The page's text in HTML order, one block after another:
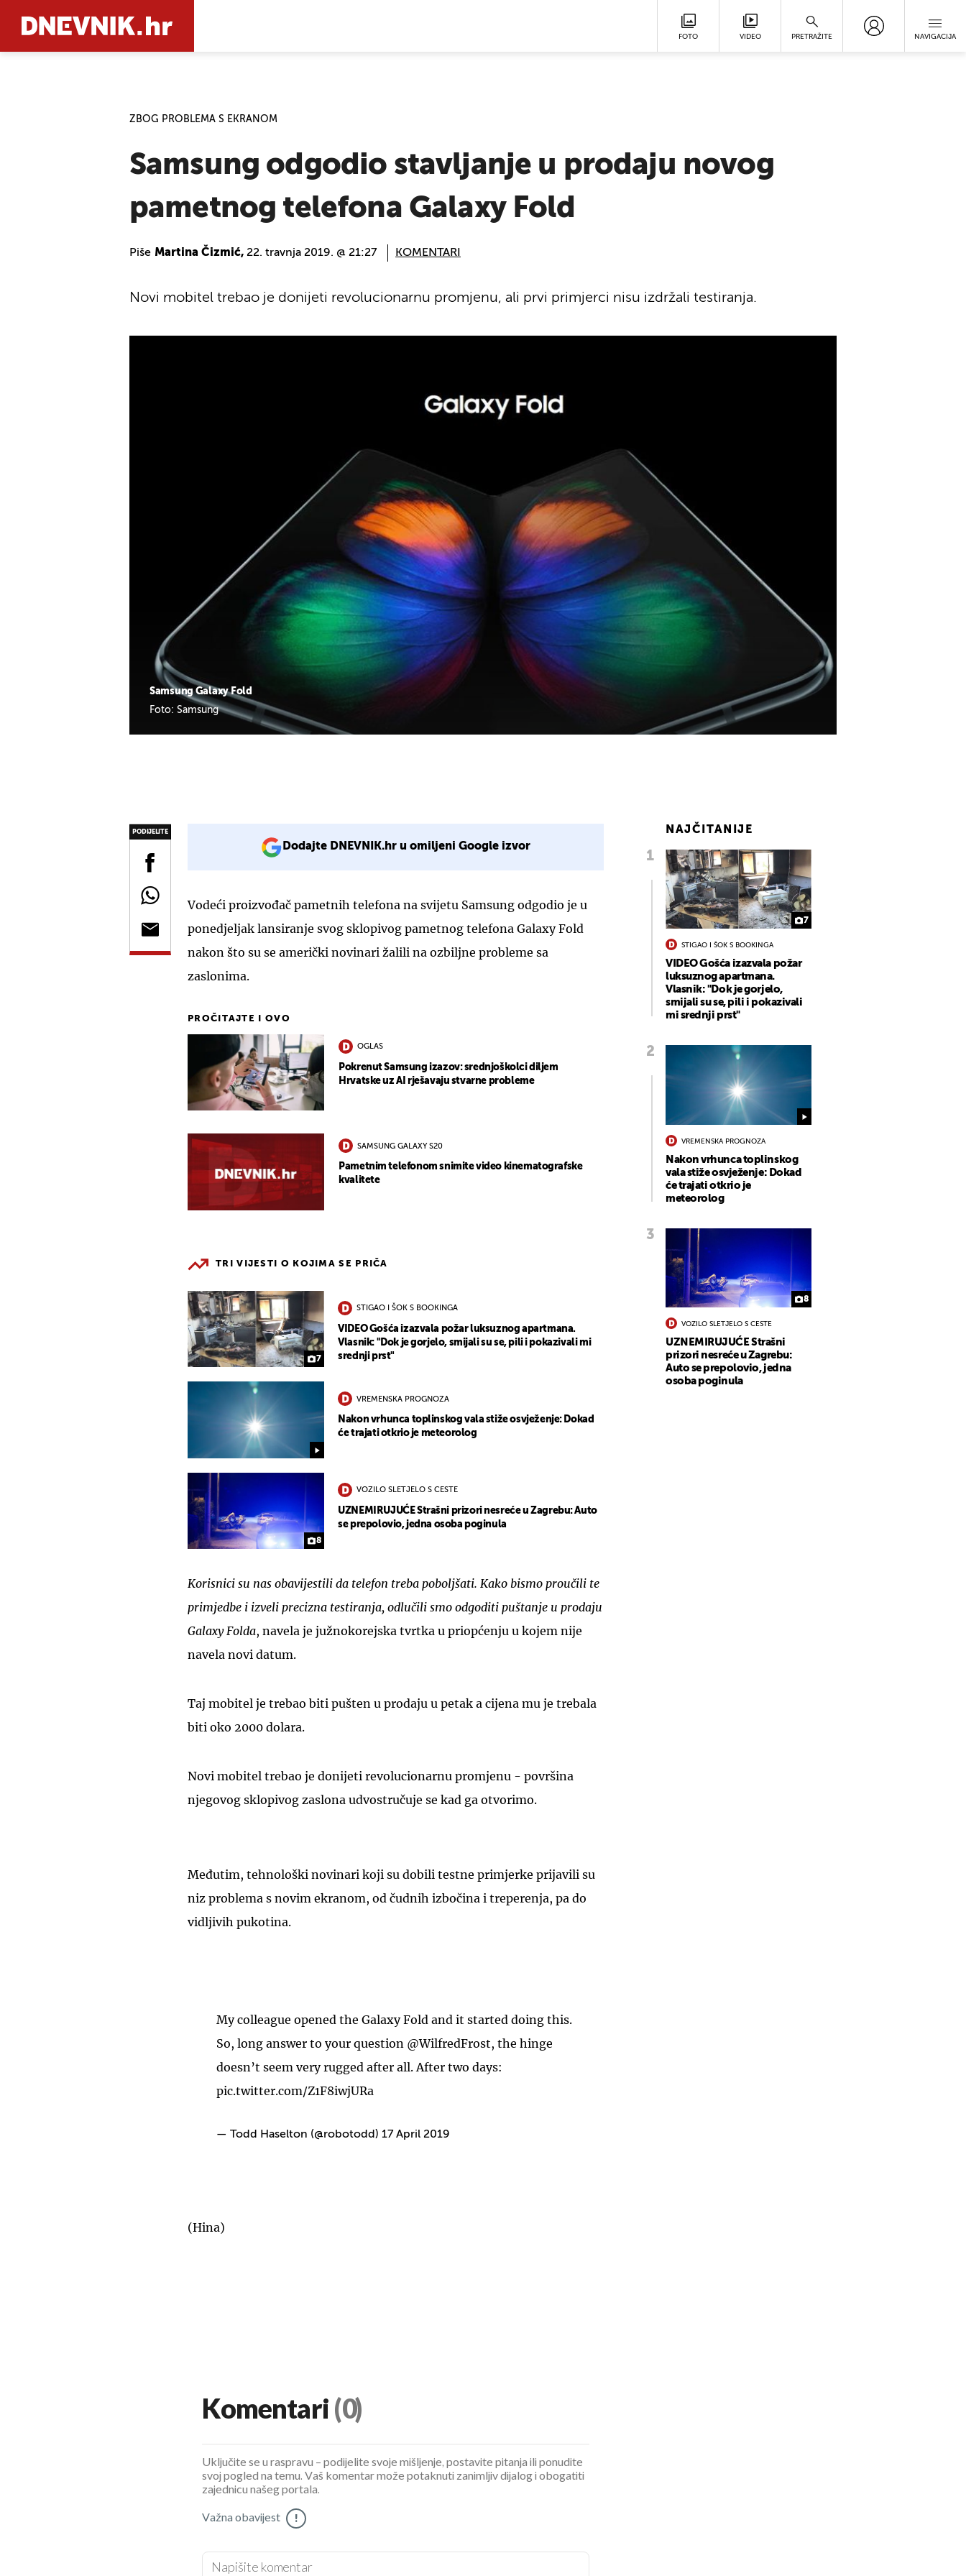
FOTO VIDEO PRETRAŽITE NAVIGACIJA
ZBOG PROBLEMA S EKRANOM
Samsung odgodio stavljanje u prodaju novog
pametnog telefona Galaxy Fold
Piše Martina Čizmić, 22. travnja 2019. @ 21:27 KOMENTARI
Samsung Galaxy Fold
Foto: Samsung
Novi mobitel trebao je donijeti revolucionarnu promjenu, ali prvi primjerci nisu izdržali testiranja.
PODIJELITE
Dodajte DNEVNIK.hr u omiljeni Google izvor
Vodeći proizvođač pametnih telefona na svijetu Samsung odgodio je u
ponedjeljak lansiranje svog sklopivog pametnog telefona Galaxy Fold
nakon što su se američki novinari žalili na ozbiljne probleme sa
zaslonima.
PROČITAJTE I OVO
OGLAS
Pokrenut Samsung izazov: srednjoškolci diljem
Hrvatske uz AI rješavaju stvarne probleme
SAMSUNG GALAXY S20
Pametnim telefonom snimite video kinematografske
kvalitete
TRI VIJESTI O KOJIMA SE PRIČA
7
STIGAO I ŠOK S BOOKINGA
VIDEO Gošća izazvala požar luksuznog apartmana.
Vlasnik: "Dok je gorjelo, smijali su se, pili i pokazivali mi
srednji prst"
VREMENSKA PROGNOZA
Nakon vrhunca toplinskog vala stiže osvježenje: Dokad
će trajati otkrio je meteorolog
8
VOZILO SLETJELO S CESTE
UZNEMIRUJUĆE Strašni prizori nesreće u Zagrebu: Auto
se prepolovio, jedna osoba poginula
Korisnici su nas obavijestili da telefon treba poboljšati. Kako bismo proučili te
primjedbe i izveli precizna testiranja, odlučili smo odgoditi puštanje u prodaju
Galaxy Folda, navela je južnokorejska tvrtka u priopćenju u kojem nije
navela novi datum.
Taj mobitel je trebao biti pušten u prodaju u petak a cijena mu je trebala
biti oko 2000 dolara.
Novi mobitel trebao je donijeti revolucionarnu promjenu - površina
njegovog sklopivog zaslona udvostručuje se kad ga otvorimo.
Međutim, tehnološki novinari koji su dobili testne primjerke prijavili su
niz problema s novim ekranom, od čudnih izbočina i treperenja, pa do
vidljivih pukotina.
My colleague opened the Galaxy Fold and it started doing this.
So, long answer to your question @WilfredFrost, the hinge
doesn’t seem very rugged after all. After two days:
pic.twitter.com/Z1F8iwjURa
— Todd Haselton (@robotodd) 17 April 2019
(Hina)
NAJČITANIJE
7
STIGAO I ŠOK S BOOKINGA
VIDEO Gošća izazvala požar
luksuznog apartmana.
Vlasnik: "Dok je gorjelo,
smijali su se, pili i pokazivali
mi srednji prst"
VREMENSKA PROGNOZA
Nakon vrhunca toplinskog
vala stiže osvježenje: Dokad
će trajati otkrio je
meteorolog
8
VOZILO SLETJELO S CESTE
UZNEMIRUJUĆE Strašni
prizori nesreće u Zagrebu:
Auto se prepolovio, jedna
osoba poginula
Komentari (0)
Uključite se u raspravu – podijelite svoje mišljenje, postavite pitanja ili ponudite
svoj pogled na temu. Vaš komentar može potaknuti zanimljiv dijalog i obogatiti
zajednicu našeg portala.
Važna obavijest !